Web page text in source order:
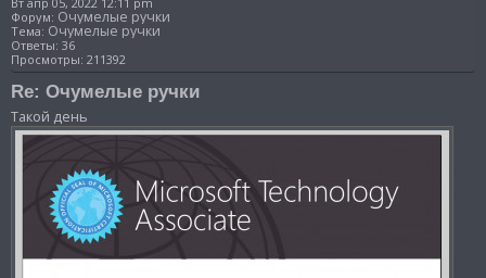
Форум: Очумелые ручки
Тема: Очумелые ручки
Ответы: 36
Просмотры: 211392
Re: Очумелые ручки
Такой день